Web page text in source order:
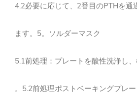
4.2必要に応じて、2番目のPTHを通
ます。5。ソルダーマスク
5.1前処理：プレートを酸性洗浄し
。5.2前処理ポストベーキングプレ